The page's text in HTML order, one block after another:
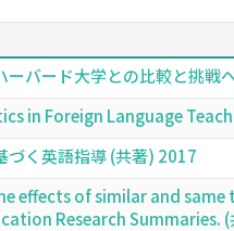
バード大学との比較と挑戦
in Foreign Language
づく英語指導 (共著) 2017
effects of similar and
Research Summaries.